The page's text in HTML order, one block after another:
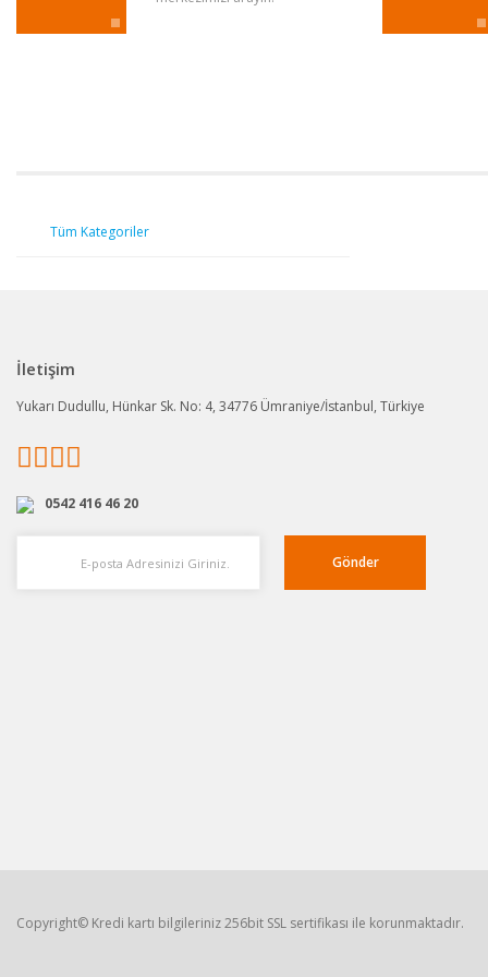
Tüm Kategoriler
İletişim
Yukarı Dudullu, Hünkar Sk. No: 4, 34776 Ümraniye/İstanbul, Türkiye
0542 416 46 20
Gönder
Copyright© Kredi kartı bilgileriniz 256bit SSL sertifikası ile korunmaktadır.